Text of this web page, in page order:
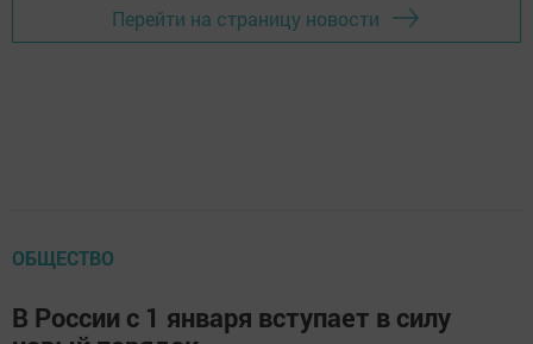
Перейти на страницу новости
ОБЩЕСТВО
В России с 1 января вступает в силу